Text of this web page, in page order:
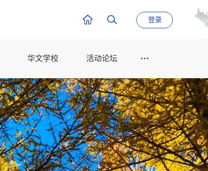
登录
华文学校 活动论坛